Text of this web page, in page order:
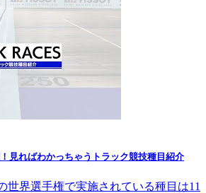
見ればわかっちゃうトラック競技種目紹介
世界選手権で実施されている種目は11